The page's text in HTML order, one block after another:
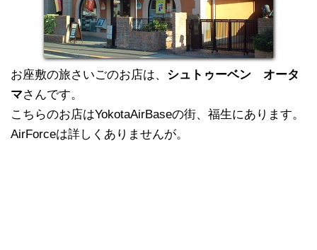
お座敷の旅さいごのお店は、 シュトゥーベン オータ
マさんです。
こちらのお店はYokotaAirBaseの街、福生にあります。
AirForceは詳しくありませんが。